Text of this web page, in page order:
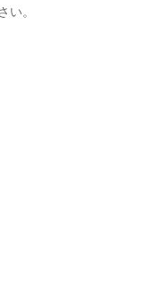
い。